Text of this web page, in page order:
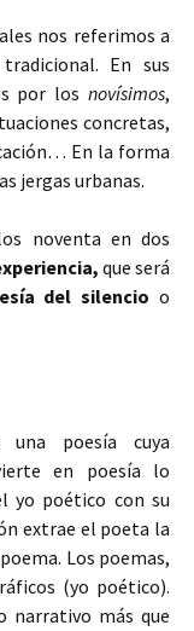
nos referimos a
En sus
por los novísimos,
concretas,
En la forma
jergas urbanas.
noventa en dos
que será
del silencio o
una poesía cuya
en poesía lo
yo poético con su
extrae el poeta la
Los poemas,
(yo poético).
narrativo más que